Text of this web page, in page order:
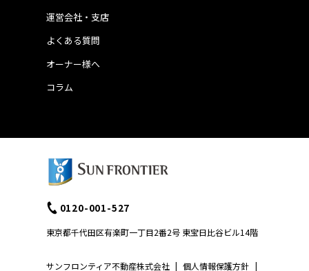
運営会社・支店
よくある質問
オーナー様へ
コラム
サンフロンティア不動産株式会社 | 個人情報保護方針 |
0120-001-527
東京都千代田区有楽町一丁目2番2号 東宝日比谷ビル14階